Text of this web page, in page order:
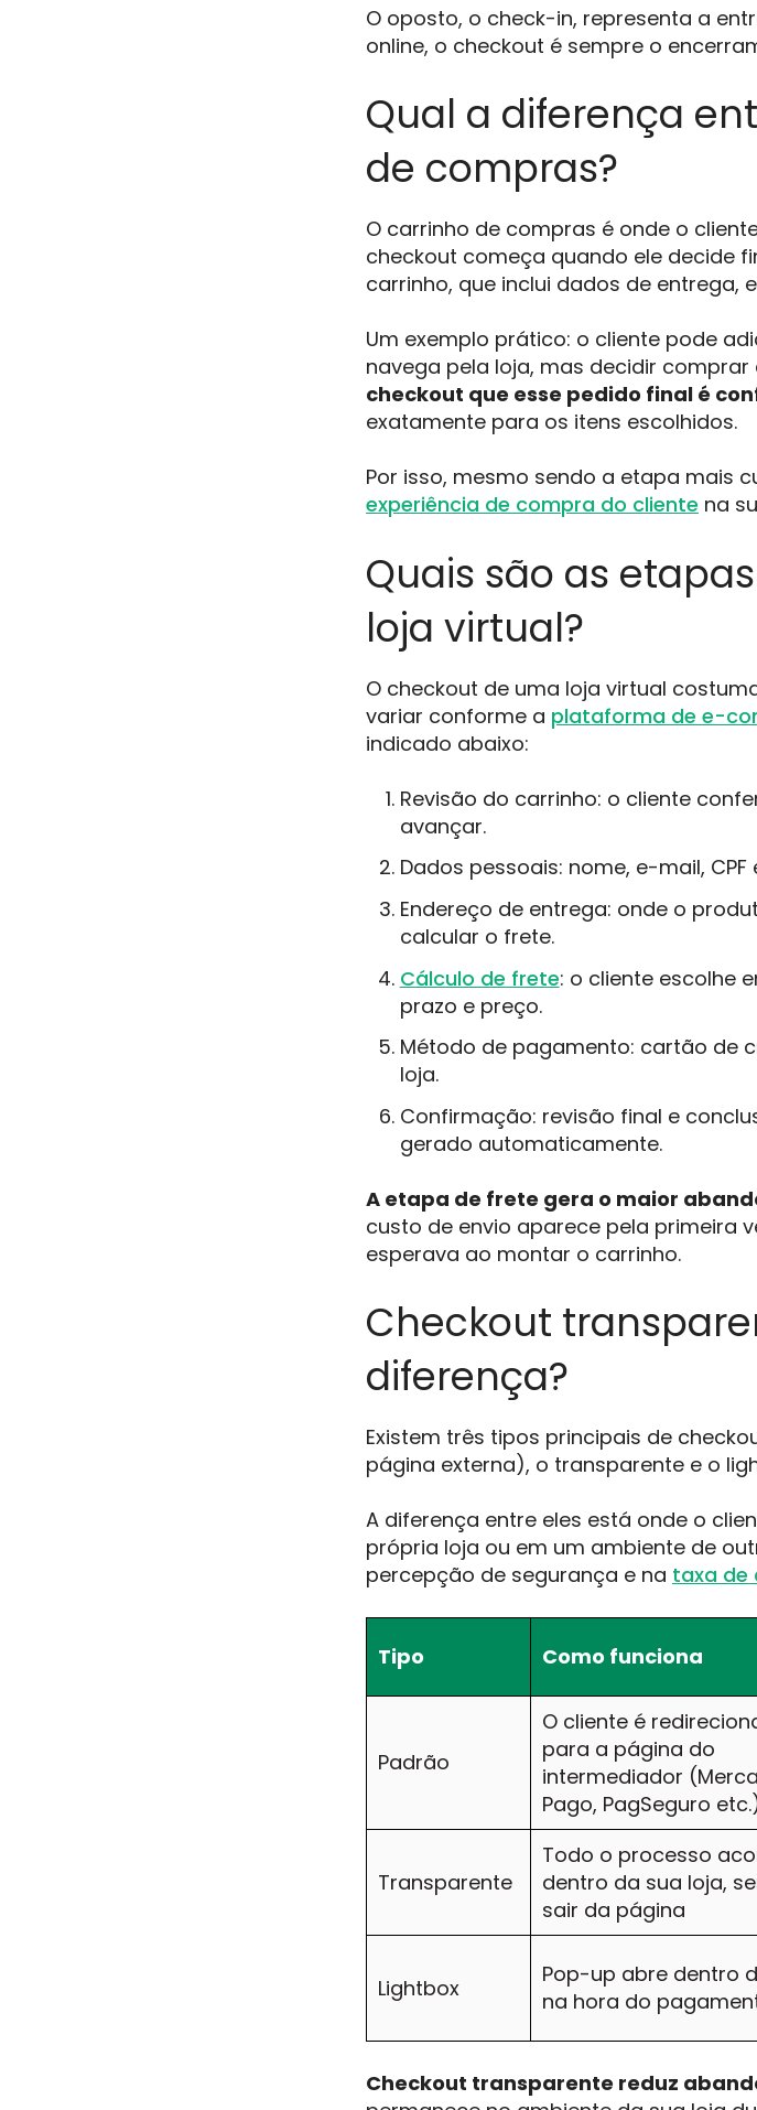
O oposto, o check-in, representa a
online, o checkout é sempre o
Qual a diferença
de compras?
O carrinho de compras é onde o
checkout começa quando ele decide
carrinho, que inclui dados de entrega,
Um exemplo prático: o cliente pode
navega pela loja, mas decidir
checkout que esse pedido final é
exatamente para os itens escolhidos.
Por isso, mesmo sendo a etapa mais
experiência de compra do cliente na
Quais são as
loja virtual?
O checkout de uma loja virtual
variar conforme a plataforma de e-
indicado abaixo:
Revisão do carrinho: o cliente
avançar.
Dados pessoais: nome, e-mail,
Endereço de entrega: onde o
calcular o frete.
Cálculo de frete: o cliente escolhe
prazo e preço.
Método de pagamento: cartão de
loja.
Confirmação: revisão final e
gerado automaticamente.
A etapa de frete gera o maior
custo de envio aparece pela primeira
esperava ao montar o carrinho.
Checkout
diferença?
Existem três tipos principais de
página externa), o transparente e o
A diferença entre eles está onde o
própria loja ou em um ambiente de
percepção de segurança e na taxa de
Tipo Como funciona
Padrão
O cliente é
para a página do
intermediador
Pago, PagSeguro
Transparente
Todo o processo
dentro da sua loja,
sair da página
Lightbox
Pop-up abre dentro
na hora do
Checkout transparente reduz